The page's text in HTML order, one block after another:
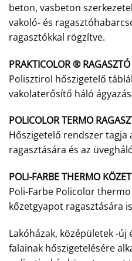
beton, vasbeton
vakoló- és
ragasztókkal rögzítve.
PRAKTICOLOR ®
Polisztirol hőszigetelő
vakolaterősítő háló
POLICOLOR TERMO
Hőszigetelő rendszer
ragasztására és az
POLI-FARBE THERMO
Poli-Farbe Policolor
kőzetgyapot ragasztására
Lakóházak, középületek -új
falainak hőszigetelésére